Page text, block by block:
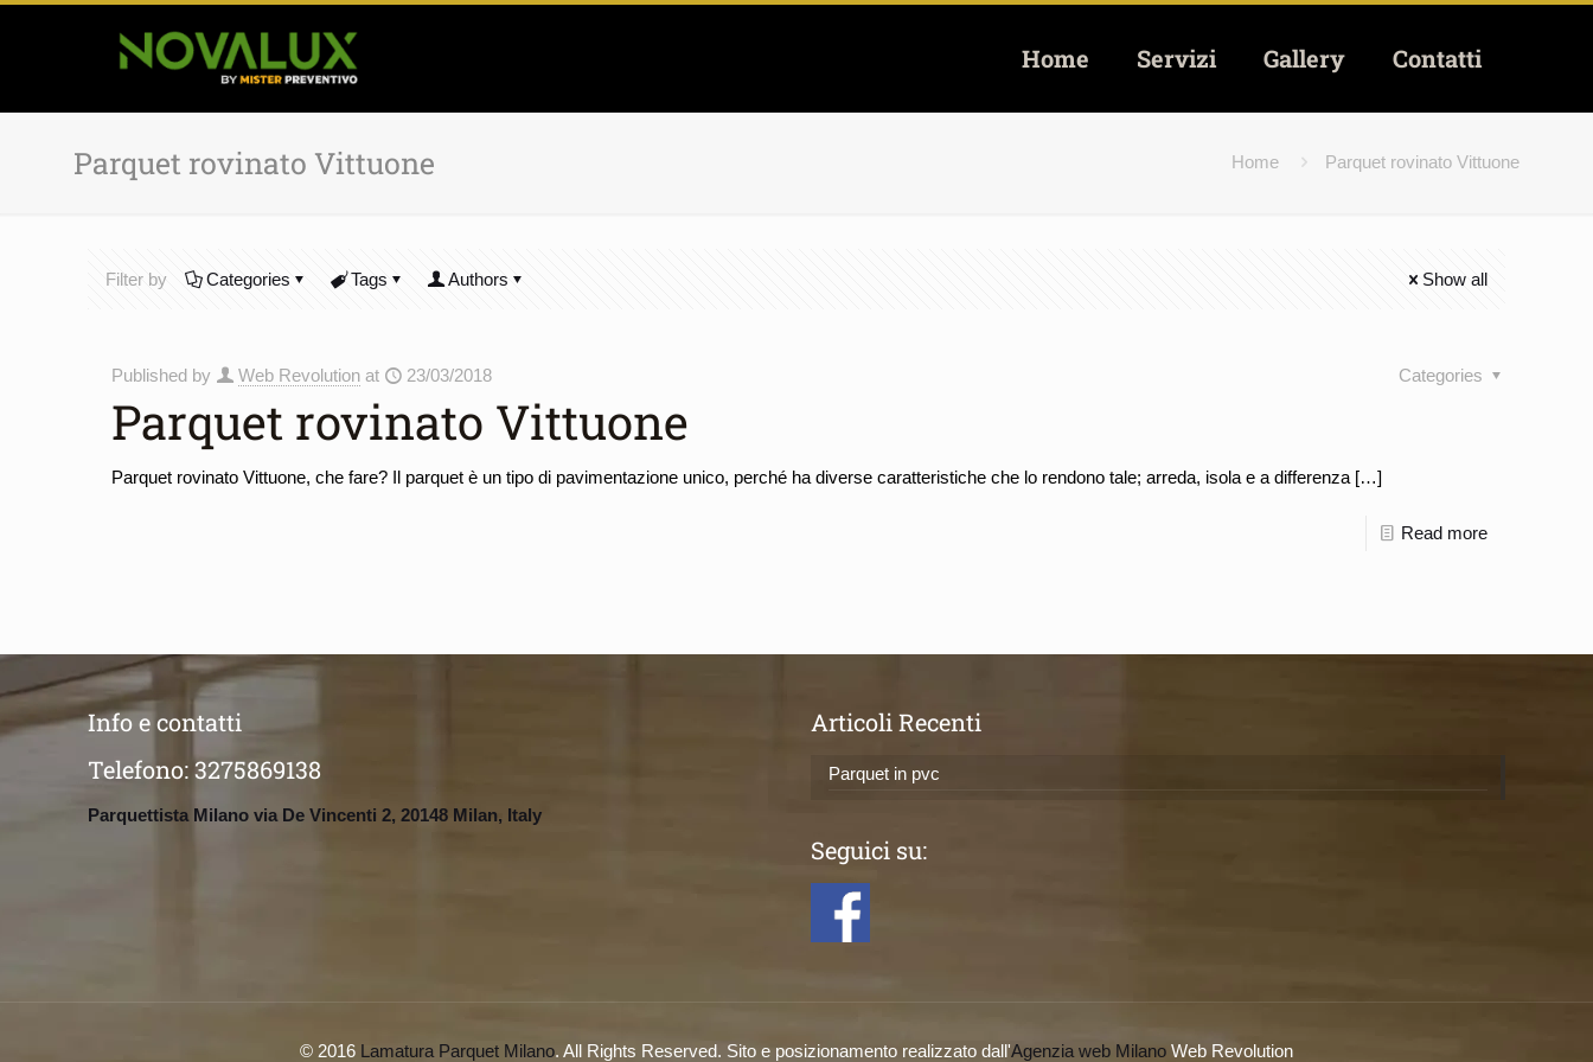
Home Servizi Gallery Contatti
Parquet rovinato Vittuone Home Parquet rovinato Vittuone
Filter by Categories Tags Authors Show all
Published by Web Revolution at 23/03/2018 Categories
Parquet rovinato Vittuone
Parquet rovinato Vittuone, che fare? Il parquet è un tipo di pavimentazione unico, perché ha diverse caratteristiche che lo rendono tale; arreda, isola e a differenza […]
Read more
Info e contatti
Telefono:3275869138
Parquettista Milano via De Vincenti 2, 20148 Milan, Italy
Articoli Recenti
Parquet in pvc
Seguici su:
© 2016 Lamatura Parquet Milano. All Rights Reserved. Sito e posizionamento realizzato dall'Agenzia web Milano Web Revolution